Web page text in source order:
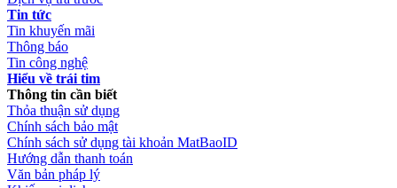
Tin tức
Tin khuyến mãi
Thông báo
Tin công nghệ
Hiểu về trái tim
Thông tin cần biết
Thỏa thuận sử dụng
Chính sách bảo mật
Chính sách sử dụng tài khoản MatBaoID
Hướng dẫn thanh toán
Văn bản pháp lý